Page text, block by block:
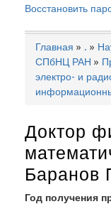
Восстановить
Строка
Главная .
СПбНЦ РАН
электро- и
Доктор
Баранов
Год получения